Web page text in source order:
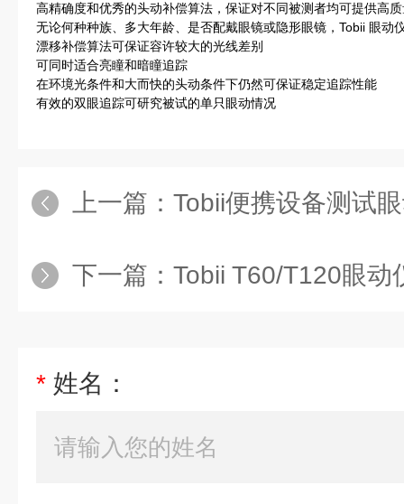
高精确度和优秀的头动补偿算法，保证对不同被测者均可提供高
无论何种种族、多大年龄、是否配戴眼镜或隐形眼镜，Tobii 眼动
漂移补偿算法可保证容许较大的光线差别
可同时适合亮瞳和暗瞳追踪
在环境光条件和大而快的头动条件下仍然可保证稳定追踪性能
有效的双眼追踪可研究被试的单只眼动情况
上一篇： Tobii便携设备测试
下一篇： Tobii T60/T120眼动
* 姓名：